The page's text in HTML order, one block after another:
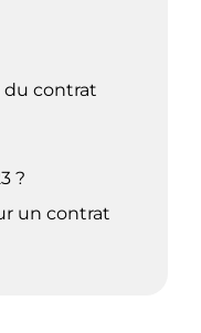
du contrat
?
un contrat